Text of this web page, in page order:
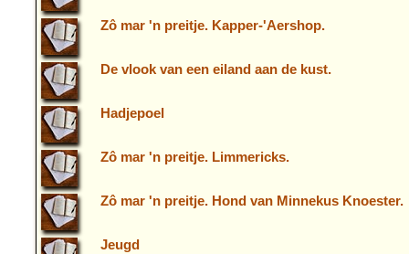
Zô mar 'n preitje. Kapper-'Aershop.
De vlook van een eiland aan de kust.
Hadjepoel
Zô mar 'n preitje. Limmericks.
Zô mar 'n preitje. Hond van Minnekus Knoester.
Jeugd